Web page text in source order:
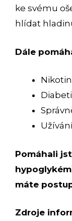
ke svému
hlídat
Dále
Pomáhali
máte
Zdroje